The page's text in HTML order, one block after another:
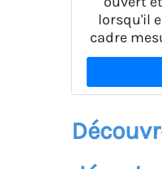
lorsqu'il
cadre